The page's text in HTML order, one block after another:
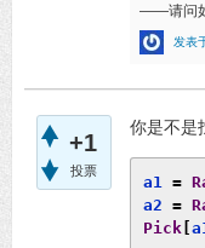
——请问如
发表
+1
投票
你是不是
a1 =
a2 =
Pick